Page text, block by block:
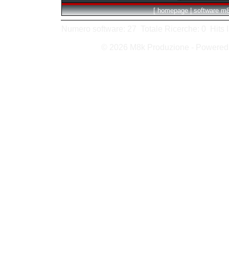
[ homepage | software